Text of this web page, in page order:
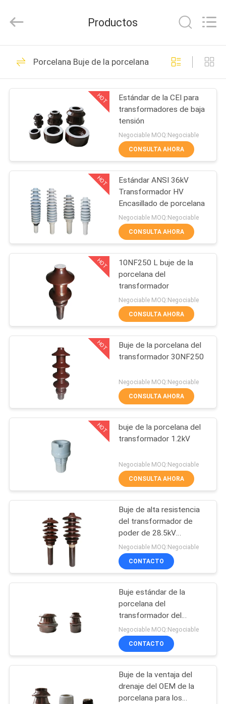
HOGAR
PRODUCTOS
SOBRE
NOSOTROS
VIAJE
FÁBRICA
CONTROL
CALIDAD
ÉNTRENOS
EN
CONTACTO
NOTICIAS
PRIVACY
POLICY
Changsha
Power
All
Reserved.
Aisladores de la
línea eléctrica de la
porcelana
40
Línea aislador de la
porcelana del poste
85
Aislador sólido del
poste de la estación
de la base
Buje de la porcelana
del transformador
93
Buje aislado gas
24
forrar a la asamblea
Productos
Porcelana Buje de la porcelana del transformador
HOT
Estándar de la CEI para
transformadores de baja
tensión
Negociable MOQ:Negociable
CONSULTA AHORA
HOT
Estándar ANSI 36kV
Transformador HV
Encasillado de porcelana
Negociable MOQ:Negociable
CONSULTA AHORA
HOT
10NF250 L buje de la
porcelana del
transformador
Negociable MOQ:Negociable
CONSULTA AHORA
HOT
Buje de la porcelana del
transformador 30NF250
Negociable MOQ:Negociable
CONSULTA AHORA
HOT
buje de la porcelana del
transformador 1.2kV
Negociable MOQ:Negociable
CONSULTA AHORA
Buje de alta resistencia
del transformador de
poder de 28.5kV
30NF250
Negociable MOQ:Negociable
CONTACTO
Buje estándar de la
porcelana del
transformador del
estruendo 1KV DT1-
3150A
Negociable MOQ:Negociable
CONTACTO
Buje de la ventaja del
drenaje del OEM de la
porcelana para los